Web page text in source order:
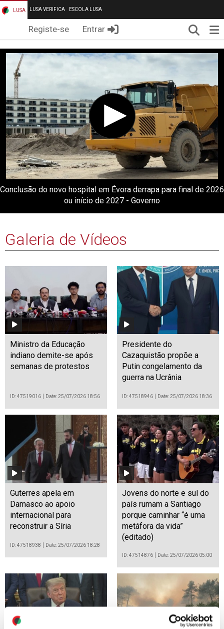
LUSA LUSA VERIFICA ESCOLA LUSA
Registe-se Entrar
Conclusão do novo hospital em Évora derrapa para final de 2026
ou início de 2027 - Governo
Galeria de Vídeos
Ministro da Educação
indiano demite-se após
semanas de protestos
ID: 47519016 Date: 25/07/2026 18:56
Presidente do
Cazaquistão propõe a
Putin congelamento da
guerra na Ucrânia
ID: 47518946 Date: 25/07/2026 18:36
Guterres apela em
Damasco ao apoio
internacional para
reconstruir a Síria
ID: 47518938 Date: 25/07/2026 18:28
Jovens do norte e sul do
país rumam a Santiago
porque caminhar “é uma
metáfora da vida”
(editado)
ID: 47514876 Date: 25/07/2026 05:00